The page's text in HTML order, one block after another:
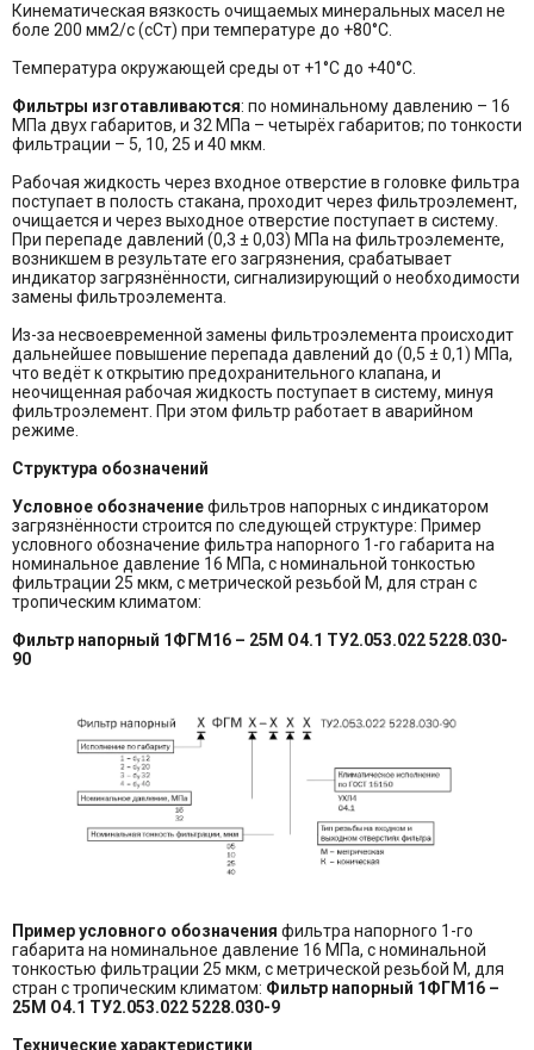
Кинематическая вязкость очищаемых минеральных масел не
боле 200 мм2/с (сСт) при температуре до +80°С.
Температура окружающей среды от +1°С до +40°С.
Фильтры изготавливаются: по номинальному давлению – 16
МПа двух габаритов, и 32 МПа – четырёх габаритов; по тонкости
фильтрации – 5, 10, 25 и 40 мкм.
Рабочая жидкость через входное отверстие в головке фильтра
поступает в полость стакана, проходит через фильтроэлемент,
очищается и через выходное отверстие поступает в систему.
При перепаде давлений (0,3 ± 0,03) МПа на фильтроэлементе,
возникшем в результате его загрязнения, срабатывает
индикатор загрязнённости, сигнализирующий о необходимости
замены фильтроэлемента.
Из-за несвоевременной замены фильтроэлемента происходит
дальнейшее повышение перепада давлений до (0,5 ± 0,1) МПа,
что ведёт к открытию предохранительного клапана, и
неочищенная рабочая жидкость поступает в систему, минуя
фильтроэлемент. При этом фильтр работает в аварийном
режиме.
Структура обозначений
Условное обозначениефильтров напорных с индикатором
загрязнённости строится по следующей структуре: Пример
условного обозначение фильтра напорного 1-го габарита на
номинальное давление 16 МПа, с номинальной тонкостью
фильтрации 25 мкм, с метрической резьбой М, для стран с
тропическим климатом:
Фильтр напорный 1ФГМ16 – 25М О4.1 ТУ2.053.022 5228.030-
90
Пример условного обозначения фильтра напорного 1-го
габарита на номинальное давление 16 МПа, с номинальной
тонкостью фильтрации 25 мкм, с метрической резьбой М, для
стран с тропическим климатом: Фильтр напорный 1ФГМ16 –
25М О4.1 ТУ2.053.022 5228.030-9
Технические характеристики